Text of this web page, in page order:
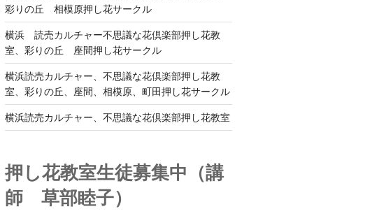
彩りの丘 相模原押し花サークル
横浜 読売カルチャー不思議な花倶楽部押し花教
室、彩りの丘 座間押し花サークル
横浜読売カルチャー、不思議な花倶楽部押し花教
室、彩りの丘、座間、相模原、町田押し花サークル
横浜読売カルチャー、不思議な花倶楽部押し花教室
押し花教室生徒募集中（講
師 草部睦子）